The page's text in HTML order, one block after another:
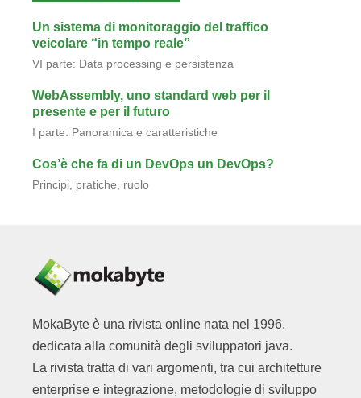
Un sistema di monitoraggio del traffico
veicolare “in tempo reale”
VI parte: Data processing e persistenza
WebAssembly, uno standard web per il
presente e per il futuro
I parte: Panoramica e caratteristiche
Cos’è che fa di un DevOps un DevOps?
Principi, pratiche, ruolo
MokaByte è una rivista online nata nel 1996,
dedicata alla comunità degli sviluppatori java.
La rivista tratta di vari argomenti, tra cui architetture
enterprise e integrazione, metodologie di sviluppo